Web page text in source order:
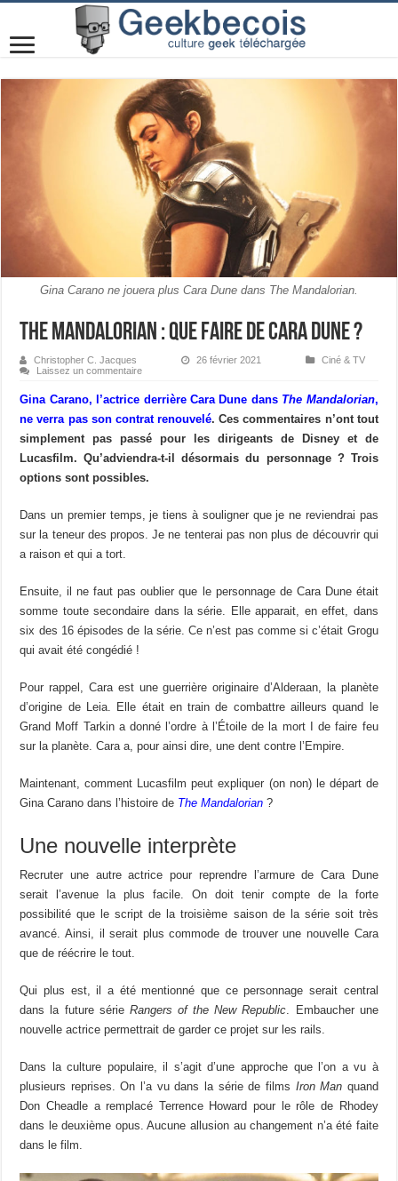
Gina Carano ne jouera plus Cara Dune dans The Mandalorian.
The Mandalorian : que faire de Cara Dune ?
Christopher C. Jacques 26 février 2021
Ciné & TV
Laissez un commentaire
Gina Carano, l’actrice derrière Cara Dune dans The Mandalorian,
ne verra pas son contrat renouvelé. Ces commentaires n’ont tout
simplement pas passé pour les dirigeants de Disney et de
Lucasfilm. Qu’adviendra-t-il désormais du personnage ? Trois
options sont possibles.
Dans un premier temps, je tiens à souligner que je ne reviendrai pas
sur la teneur des propos. Je ne tenterai pas non plus de découvrir qui
a raison et qui a tort.
Ensuite, il ne faut pas oublier que le personnage de Cara Dune était
somme toute secondaire dans la série. Elle apparait, en effet, dans
six des 16 épisodes de la série. Ce n’est pas comme si c’était Grogu
qui avait été congédié !
Pour rappel, Cara est une guerrière originaire d’Alderaan, la planète
d’origine de Leia. Elle était en train de combattre ailleurs quand le
Grand Moff Tarkin a donné l’ordre à l’Étoile de la mort I de faire feu
sur la planète. Cara a, pour ainsi dire, une dent contre l’Empire.
Maintenant, comment Lucasfilm peut expliquer (on non) le départ de
Gina Carano dans l’histoire de The Mandalorian ?
Une nouvelle interprète
Recruter une autre actrice pour reprendre l’armure de Cara Dune
serait l’avenue la plus facile. On doit tenir compte de la forte
possibilité que le script de la troisième saison de la série soit très
avancé. Ainsi, il serait plus commode de trouver une nouvelle Cara
que de réécrire le tout.
Qui plus est, il a été mentionné que ce personnage serait central
dans la future série Rangers of the New Republic . Embaucher une
nouvelle actrice permettrait de garder ce projet sur les rails.
Dans la culture populaire, il s’agit d’une approche que l’on a vu à
plusieurs reprises. On l’a vu dans la série de films Iron Man quand
Don Cheadle a remplacé Terrence Howard pour le rôle de Rhodey
dans le deuxième opus. Aucune allusion au changement n’a été faite
dans le film.